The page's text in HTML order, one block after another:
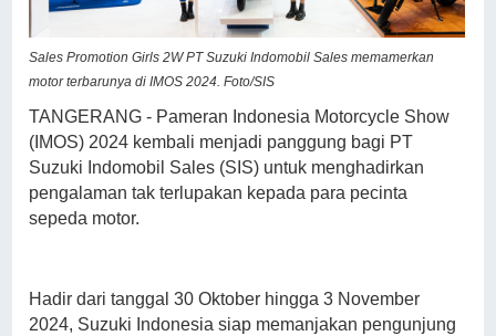
Sales Promotion Girls 2W PT Suzuki Indomobil Sales memamerkan
motor terbarunya di IMOS 2024. Foto/SIS
TANGERANG - Pameran Indonesia Motorcycle Show
(IMOS) 2024 kembali menjadi panggung bagi PT
Suzuki Indomobil Sales (SIS) untuk menghadirkan
pengalaman tak terlupakan kepada para pecinta
sepeda motor.
Hadir dari tanggal 30 Oktober hingga 3 November
2024, Suzuki Indonesia siap memanjakan pengunjung